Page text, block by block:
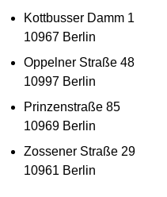
Kottbusser Damm 1
10967 Berlin
Oppelner Straße 48
10997 Berlin
Prinzenstraße 85
10969 Berlin
Zossener Straße 29
10961 Berlin